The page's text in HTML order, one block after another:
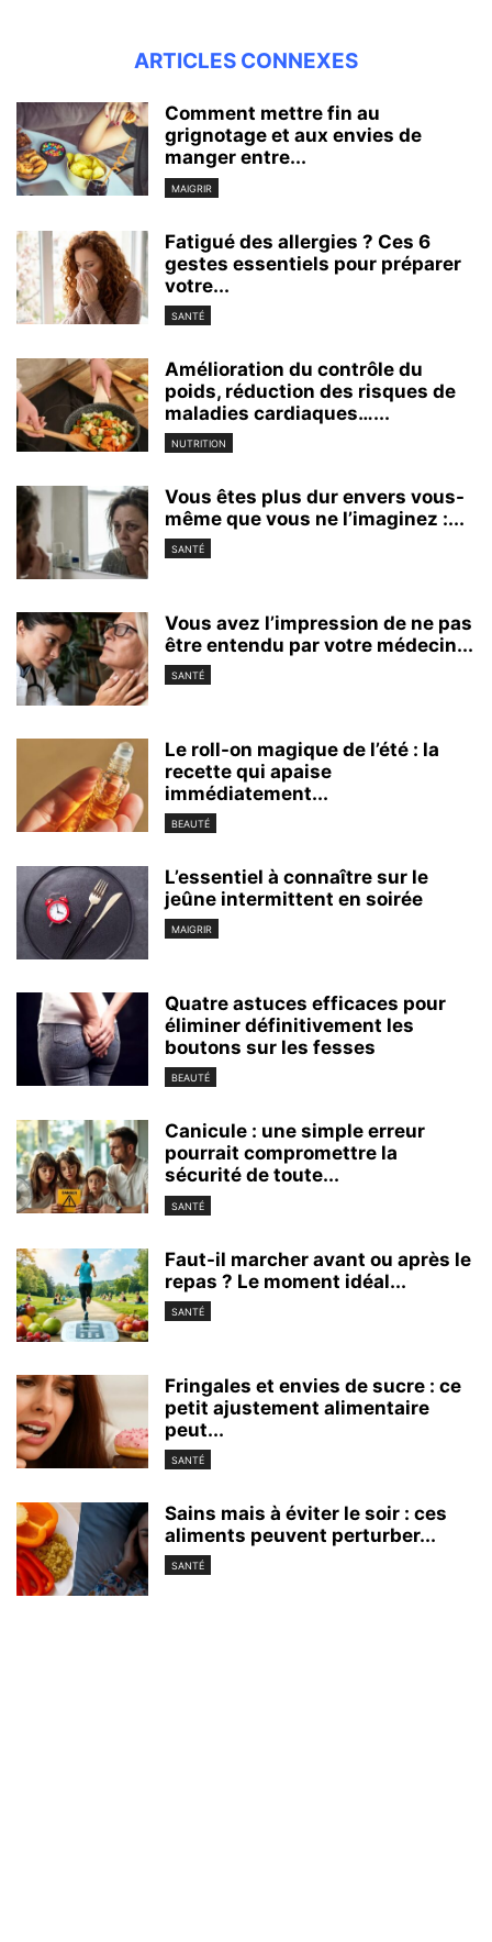
ARTICLES CONNEXES
Comment mettre fin au
grignotage et aux envies de
manger entre...
MAIGRIR
Fatigué des allergies ? Ces 6
gestes essentiels pour préparer
votre...
SANTÉ
Amélioration du contrôle du
poids, réduction des risques de
maladies cardiaques…...
NUTRITION
Vous êtes plus dur envers vous-
même que vous ne l’imaginez :...
SANTÉ
Vous avez l’impression de ne pas
être entendu par votre médecin...
SANTÉ
Le roll-on magique de l’été : la
recette qui apaise
immédiatement...
BEAUTÉ
L’essentiel à connaître sur le
jeûne intermittent en soirée
MAIGRIR
Quatre astuces efficaces pour
éliminer définitivement les
boutons sur les fesses
BEAUTÉ
Canicule : une simple erreur
pourrait compromettre la
sécurité de toute...
SANTÉ
Faut-il marcher avant ou après le
repas ? Le moment idéal...
SANTÉ
Fringales et envies de sucre : ce
petit ajustement alimentaire
peut...
SANTÉ
Sains mais à éviter le soir : ces
aliments peuvent perturber...
SANTÉ